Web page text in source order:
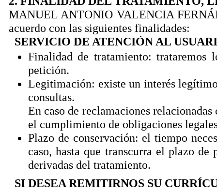
MANUEL ANTONIO VALENCIA
acuerdo con las siguientes finalidades:
SERVICIO DE ATENCIÓN AL
Finalidad de tratamiento: trataremos
petición.
Legitimación: existe un interés
consultas.
En caso de reclamaciones
el cumplimiento de obligaciones
Plazo de conservación: el tiempo
caso, hasta que transcurra el plazo de
derivadas del tratamiento.
SI DESEA REMITIRNOS SU